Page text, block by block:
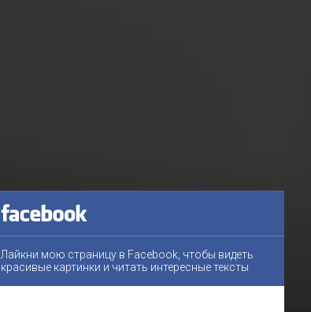
Лайкни мою страницу в Facebook, чтобы видеть
красивые картинки и читать интересные тексты